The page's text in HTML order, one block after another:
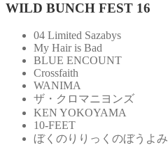
WILD BUNCH FEST 16
04 Limited Sazabys
My Hair is Bad
BLUE ENCOUNT
Crossfaith
WANIMA
ザ・クロマニヨンズ
KEN YOKOYAMA
10-FEET
ぼくのりりっくのぼうよみ